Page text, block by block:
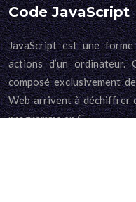
Code JavaScript
JavaScript est une
actions d’un ordinateur.
composé exclusivement
Web arrivent à déchiffrer
programme en C.